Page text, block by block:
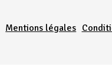
Mentions légales